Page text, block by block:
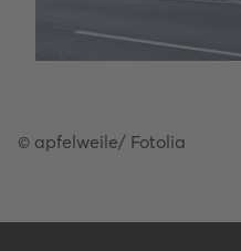
© apfelweile/ Fotolia